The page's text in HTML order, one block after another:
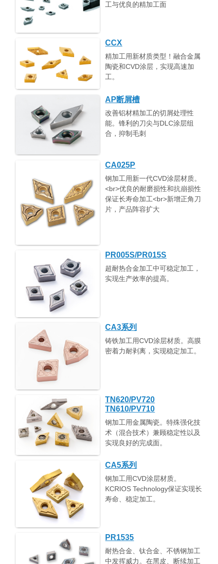
工与优良的精加工面
CCX
精加工用新材质类型！融合金属
陶瓷和CVD涂层，实现高速加
工。
AP断屑槽
改善铝材精加工的切屑处理性
能。锋利的刀尖与DLC涂层组
合，抑制毛刺
CA025P
钢加工用新一代CVD涂层材质。
<br>优良的耐磨损性和抗崩损性
保证长寿命加工<br>新增正角刀
片，产品阵容扩大
PR005S/PR015S
超耐热合金加工中可稳定加工，
实现生产效率的提高。
CA3系列
铸铁加工用CVD涂层材质。高膜
密着力耐剥离，实现稳定加工。
TN620/PV720
TN610/PV710
钢加工用金属陶瓷。特殊强化技
术（混合技术）兼顾稳定性以及
实现良好的完成面。
CA5系列
钢加工用CVD涂层材质。
KCRIOS Technology保证实现长
寿命、稳定加工。
PR1535
耐热合金、钛合金、不锈钢加工
中发挥威力。在黑皮、断续加工